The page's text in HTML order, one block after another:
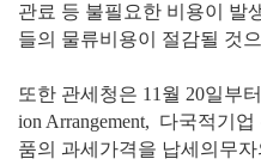
관료 등 불필요한 비용이 발
들의 물류비용이 절감될 것
또한 관세청은 11월 20일부
ion Arrangement, 다국적기
품의 과세가격을 납세의무